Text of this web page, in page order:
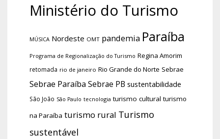
Ministério do Turismo
MÚSICA Nordeste OMT pandemia Paraíba
Programa de Regionalização do Turismo Regina Amorim
retomada rio de janeiro Rio Grande do Norte Sebrae
Sebrae Paraíba Sebrae PB sustentabilidade
São João São Paulo tecnologia turismo cultural turismo
na Paraíba turismo rural Turismo
sustentável